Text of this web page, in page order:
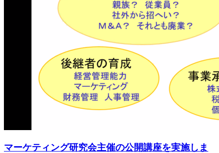
マーケティング研究会主催の公開講座を実施しま